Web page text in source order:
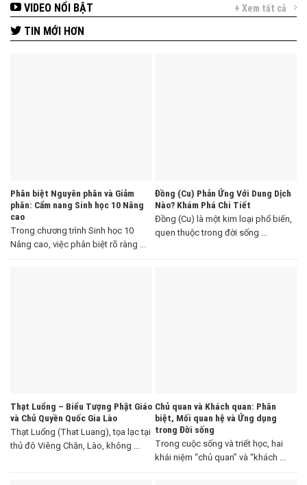
VIDEO NỔI BẬT + Xem tất cả
TIN MỚI HƠN
Phân biệt Nguyên phân và Giảm
phân: Cẩm nang Sinh học 10 Nâng
cao
Trong chương trình Sinh học 10
Nâng cao, việc phân biệt rõ ràng ...
Đồng (Cu) Phản Ứng Với Dung Dịch
Nào? Khám Phá Chi Tiết
Đồng (Cu) là một kim loại phổ biến,
quen thuộc trong đời sống ...
Thạt Luổng – Biểu Tượng Phật Giáo
và Chủ Quyền Quốc Gia Lào
Thạt Luổng (That Luang), tọa lạc tại
thủ đô Viêng Chăn, Lào, không ...
Chủ quan và Khách quan: Phân
biệt, Mối quan hệ và Ứng dụng
trong Đời sống
Trong cuộc sống và triết học, hai
khái niệm “chủ quan” và “khách ...